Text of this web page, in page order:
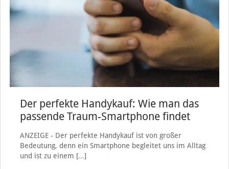
Der perfekte Handykauf: Wie man das
passende Traum-Smartphone findet
ANZEIGE - Der perfekte Handykauf ist von großer
Bedeutung, denn ein Smartphone begleitet uns im Alltag
und ist zu einem […]